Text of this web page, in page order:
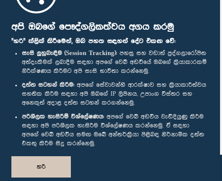
අපි ඔබගේ පෞද්ගලිකත්වය අගය කරමු
"හරි" ක්ලික් කිරීමෙන්, ඔබ පහත සඳහන් දේට එකඟ වේ:
සැසි ලුහුබැඳීම (Session Tracking): පහසු සහ වඩාත් පුද්ගලාරෝපිත
අත්දැකීමක් ලබාදීම සඳහා අපගේ වෙබ් අඩවියේ ඔබගේ ක්‍රියාකාරකම්
නිරීක්ෂණය කිරීමට අපි සැසි භාවිතා කරන්නෙමු.
දත්ත සටහන් කිරීම: අපගේ සේවාවන්හි ආරක්ෂාව සහ ක්‍රියාකාරීත්වය
සහතික කිරීම සඳහා අපි ඔබගේ IP ලිපිනය, උපාංග විස්තර සහ
අනෙකුත් අදාළ දත්ත සටහන් කරගන්නෙමු.
පරිශීලක හැසිරීම් විශ්ලේෂණය: අපගේ වෙබ් අඩවිය වැඩිදියුණු කිරීම
සඳහා අපි පරිශීලක හැසිරීම විශ්ලේෂණය කරන්නෙමු. ඒ සඳහා
අපගේ වෙබ් අඩවිය සමඟ ඔබේ අන්තර්ක්‍රියා පිළිබඳ නිර්නාමික දත්ත
එකතු කිරීම සිදු කරන්නෙමු.
හරි
පාර්ලිමේන්තු ජංගම යෙදුම
අප හා සම්බන්ධ වී සිටින්න :
සම්මාන
පෞද්ගලිකත්ව ප්‍රතිපත්තිය